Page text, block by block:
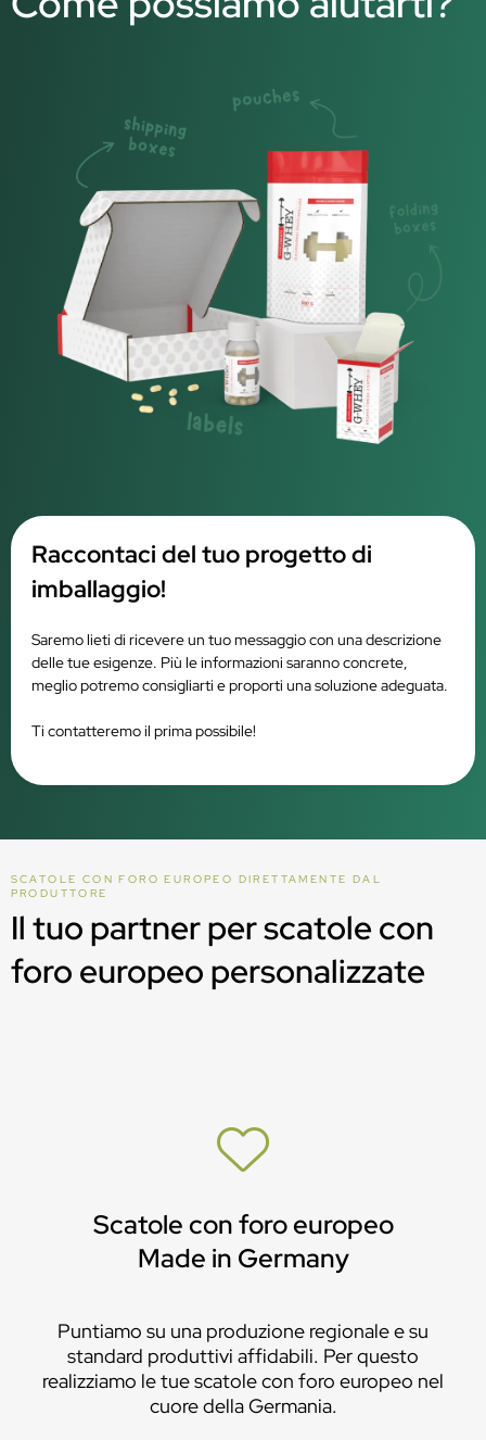
Raccontaci del tuo progetto di
imballaggio!
Saremo lieti di ricevere un tuo messaggio con una descrizione
delle tue esigenze. Più le informazioni saranno concrete,
meglio potremo consigliarti e proporti una soluzione adeguata.
Ti contatteremo il prima possibile!
SCATOLE CON FORO EUROPEO DIRETTAMENTE DAL
PRODUTTORE
Il tuo partner per scatole con
foro europeo personalizzate
Scatole con foro europeo
Made in Germany
Puntiamo su una produzione regionale e su
standard produttivi affidabili. Per questo
realizziamo le tue scatole con foro europeo nel
cuore della Germania.